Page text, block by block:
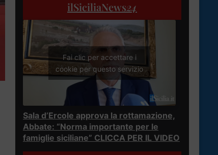
ilSiciliaNews24
Fai clic per accettare i
cookie per questo servizio
Sala d’Ercole approva la rottamazione,
Abbate: “Norma importante per le
famiglie siciliane” CLICCA PER IL VIDEO